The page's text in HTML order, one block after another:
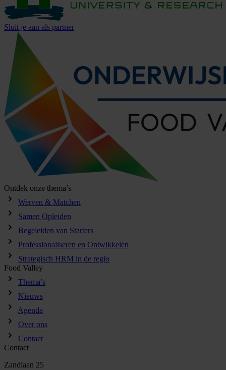
Sluit je aan als partner
Ontdek onze thema’s
Werven & Matchen
Samen Opleiden
Begeleiden van Starters
Professionaliseren en Ontwikkelen
Strategisch HRM in de regio
Food Valley
Thema’s
Nieuws
Agenda
Over ons
Contact
Contact
Zandlaan 25